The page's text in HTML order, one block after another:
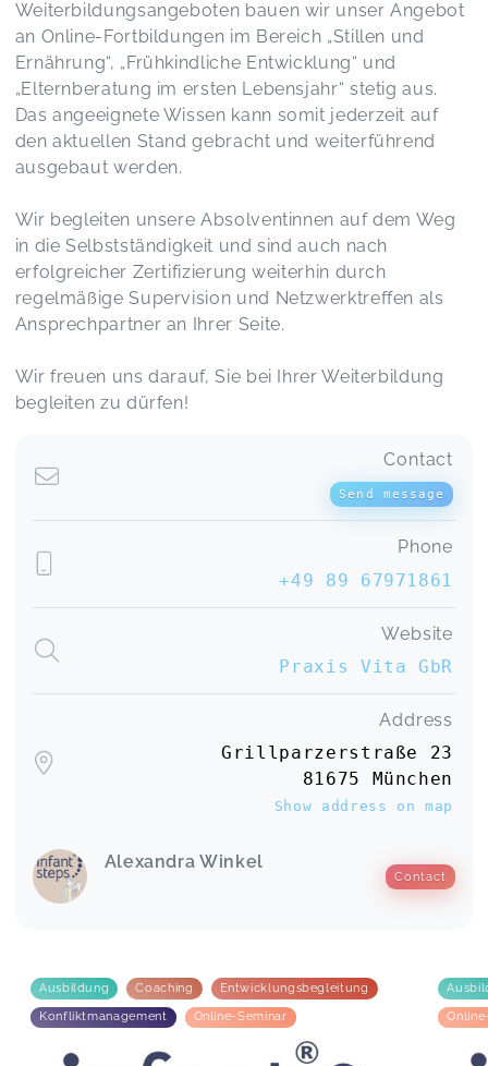
Weiterbildungsangeboten bauen wir unser Angebot
an Online-Fortbildungen im Bereich „Stillen und
Ernährung“, „Frühkindliche Entwicklung“ und
„Elternberatung im ersten Lebensjahr“ stetig aus.
Das angeeignete Wissen kann somit jederzeit auf
den aktuellen Stand gebracht und weiterführend
ausgebaut werden.
Wir begleiten unsere Absolventinnen auf dem Weg
in die Selbstständigkeit und sind auch nach
erfolgreicher Zertifizierung weiterhin durch
regelmäßige Supervision und Netzwerktreffen als
Ansprechpartner an Ihrer Seite.
Wir freuen uns darauf, Sie bei Ihrer Weiterbildung
begleiten zu dürfen!
Contact
Send message
Phone
+49 89 67971861
Website
Praxis Vita GbR
Address
Grillparzerstraße 23
81675 München
Show address on map
Alexandra Winkel
Contact
Ausbildung Coaching Entwicklungsbegleitung
Konfliktmanagement Online-Seminar